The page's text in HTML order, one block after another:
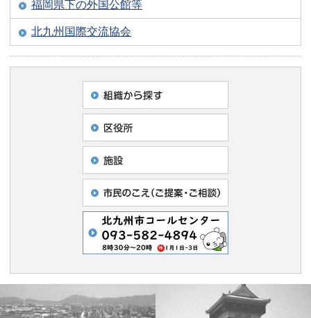
福岡県下の外国公館等
北九州国際交流協会